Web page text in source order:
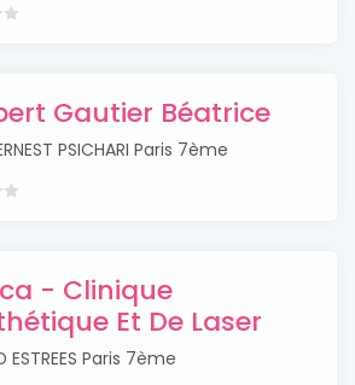
Gautier Béatrice
PSICHARI Paris 7ème
- Clinique
Et De Laser
ESTREES Paris 7ème